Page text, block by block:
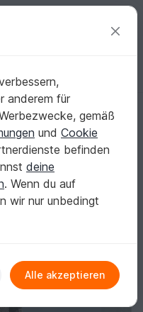
Kostenlos registrieren
(Nähanleitung)
anderem für
gemäß
und Cookie
befinden
deine
. Wenn du auf
wir nur unbedingt
Alle akzeptieren